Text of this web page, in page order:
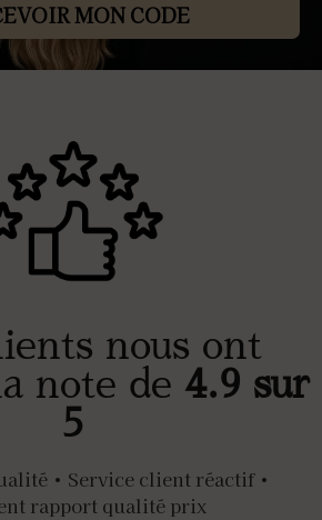
MON CODE
nous ont
note de 4.9 sur
5
• Service client réactif •
rapport qualité prix